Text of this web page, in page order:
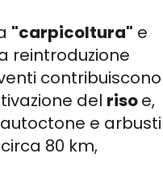
"carpicoltura" e
reintroduzione
contribuiscono
del risoe,
e arbusti
80 km,